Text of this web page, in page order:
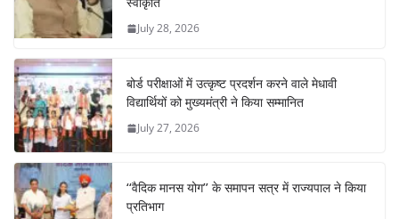
July 28, 2026
बोर्ड परीक्षाओं में उत्कृष्ट प्रदर्शन करने वाले मेधावी
विद्यार्थियों को मुख्यमंत्री ने किया सम्मानित
July 27, 2026
‘‘वैदिक मानस योग’’ के समापन सत्र में राज्यपाल ने किया
प्रतिभाग